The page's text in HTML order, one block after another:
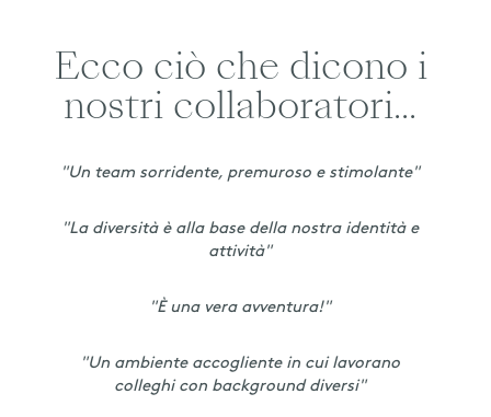
Ecco ciò che dicono i
nostri collaboratori...
"Un team sorridente, premuroso e stimolante"
"La diversità è alla base della nostra identità e
attività"
"È una vera avventura!"
"Un ambiente accogliente in cui lavorano
colleghi con background diversi"